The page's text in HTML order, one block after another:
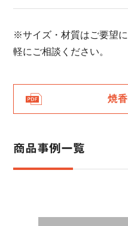
※サイズ・材質はご要望
軽にご相談ください。
焼
商品事例一覧